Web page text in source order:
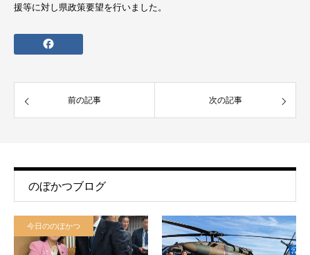
援等に対し県政策要望を行いました。
前の記事 次の記事
のぼかつブログ
今日ののぼかつ